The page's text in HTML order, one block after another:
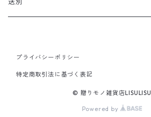
プライバシーポリシー
特定商取引法に基づく表記
© 贈りモノ雑貨店LISULISU
Powered by